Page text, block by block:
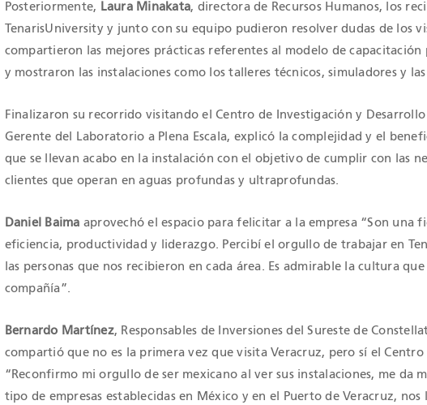
Posteriormente, Laura Minakata, directora de Recursos Humanos, los
TenarisUniversity y junto con su equipo pudieron resolver dudas de los
compartieron las mejores prácticas referentes al modelo de capacitación
y mostraron las instalaciones como los talleres técnicos, simuladores y las
Finalizaron su recorrido visitando el Centro de Investigación y
Gerente del Laboratorio a Plena Escala, explicó la complejidad y el
que se llevan acabo en la instalación con el objetivo de cumplir con las
clientes que operan en aguas profundas y ultraprofundas.
Daniel Baima aprovechó el espacio para felicitar a la empresa “Son una
eficiencia, productividad y liderazgo. Percibí el orgullo de trabajar en
las personas que nos recibieron en cada área. Es admirable la cultura
compañía”.
Bernardo Martínez, Responsables de Inversiones del Sureste de
compartió que no es la primera vez que visita Veracruz, pero sí el
“Reconfirmo mi orgullo de ser mexicano al ver sus instalaciones, me da
tipo de empresas establecidas en México y en el Puerto de Veracruz, nos